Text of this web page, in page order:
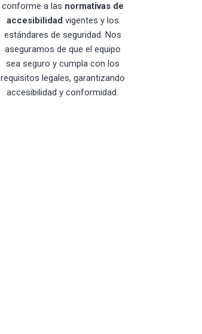
conforme a las normativas de
accesibilidad vigentes y los
estándares de seguridad. Nos
aseguramos de que el equipo
sea seguro y cumpla con los
requisitos legales, garantizando
accesibilidad y conformidad.